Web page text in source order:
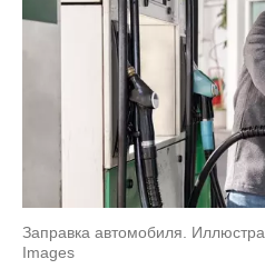
Заправка автомобиля.
Images